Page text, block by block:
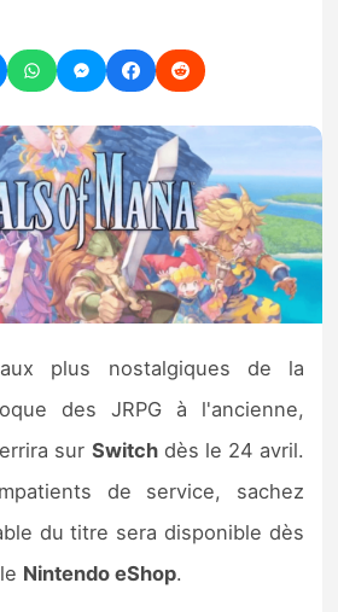
plus nostalgiques de la
des JRPG à l'ancienne,
sur Switchdès le 24 avril.
de service, sachez
du titre sera disponible dès
Nintendo eShop.